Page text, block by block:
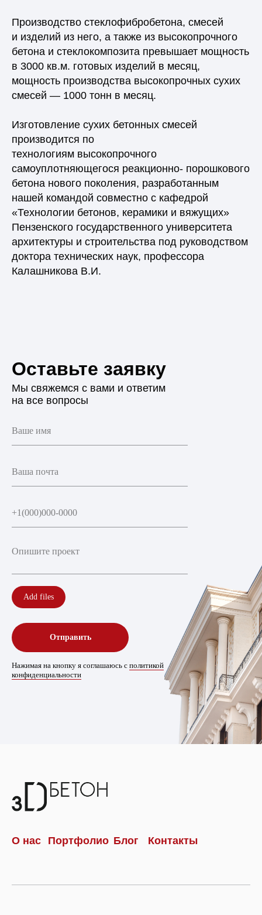
Производство стеклофибробетона, смесей
и изделий из него, а также из высокопрочного
бетона и стеклокомпозита превышает мощность
в 3000 кв.м. готовых изделий в месяц,
мощность производства высокопрочных сухих
смесей — 1000 тонн в месяц.
Изготовление сухих бетонных смесей
производится по
технологиям высокопрочного
самоуплотняющегося реакционно- порошкового
бетона нового поколения, разработанным
нашей командой совместно с кафедрой
«Технологии бетонов, керамики и вяжущих»
Пензенского государственного университета
архитектуры и строительства под руководством
доктора технических наук, профессора
Калашникова В.И.
Мы свяжемся с вами и ответим
на все вопросы
Оставьте заявку
Add files
Отправить
Нажимая на кнопку я соглашаюсь с политикой
конфиденциальности
Контакты
Блог
Портфолио
О нас